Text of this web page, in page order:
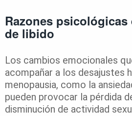
Razones
de libido
Los cambios emocionales
acompañar a los desajustes
menopausia, como la
pueden provocar la pérdida
disminución de actividad